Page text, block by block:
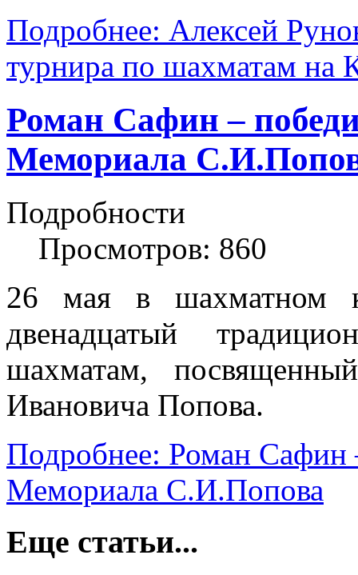
Подробнее: Алексей
турнира по шахматам
Роман Сафин –
Мемориала
Подробности
Просмотров: 860
26 мая в шахматном
двенадцатый
шахматам,
Ивановича Попова.
Подробнее: Роман Сафин
Мемориала С.И.Попова
Еще статьи...